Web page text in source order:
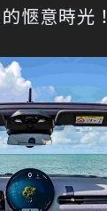
愜意時光！